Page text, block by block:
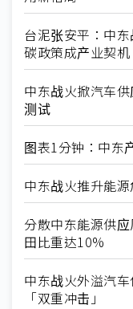
台泥张安平：中
碳政策成产业契机
中东战火掀汽车
测试
图表1分钟：中东
中东战火推升能
分散中东能源供
田比重达10%
中东战火外溢汽
「双重冲击」